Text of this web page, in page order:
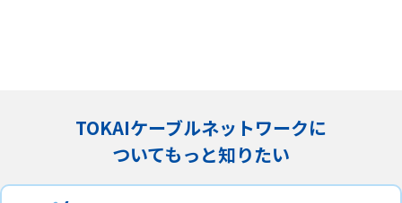
TOKAIケーブルネットワークに
ついてもっと知りたい